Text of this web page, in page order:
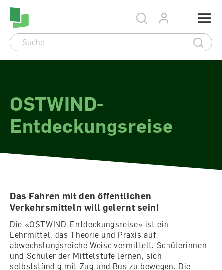
Accesskey Navigation
Seitenanfang
Direkt
Hauptnavigation
Direkt
zum
Hauptinhalt
Direkt
zum
Direkt
OSTWIND-
Entdeckungsreise
Das Fahren mit den öffentlichen
Verkehrsmitteln will gelernt sein!
Die «OSTWIND-Entdeckungsreise» ist ein
Lehrmittel, das Theorie und Praxis auf
abwechslungsreiche Weise vermittelt. Schülerinnen
und Schüler der Mittelstufe lernen, sich
selbstständig mit Zug und Bus zu bewegen. Die